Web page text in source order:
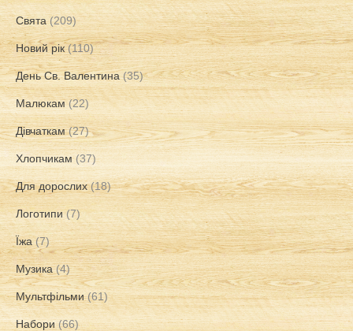
Свята (209)
Новий рік (110)
День Св. Валентина (35)
Малюкам (22)
Дівчаткам (27)
Хлопчикам (37)
Для дорослих (18)
Логотипи (7)
Їжа (7)
Музика (4)
Мультфільми (61)
Набори (66)